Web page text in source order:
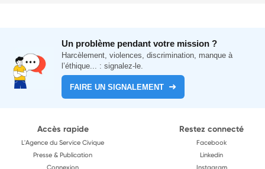
Un problème pendant votre mission ?
Harcèlement, violences, discrimination, manque à
l’éthique... : signalez-le.
FAIRE UN SIGNALEMENT
Accès rapide
L'Agence du Service Civique
Presse & Publication
Connexion
Restez connecté
Facebook
Linkedin
Instagram